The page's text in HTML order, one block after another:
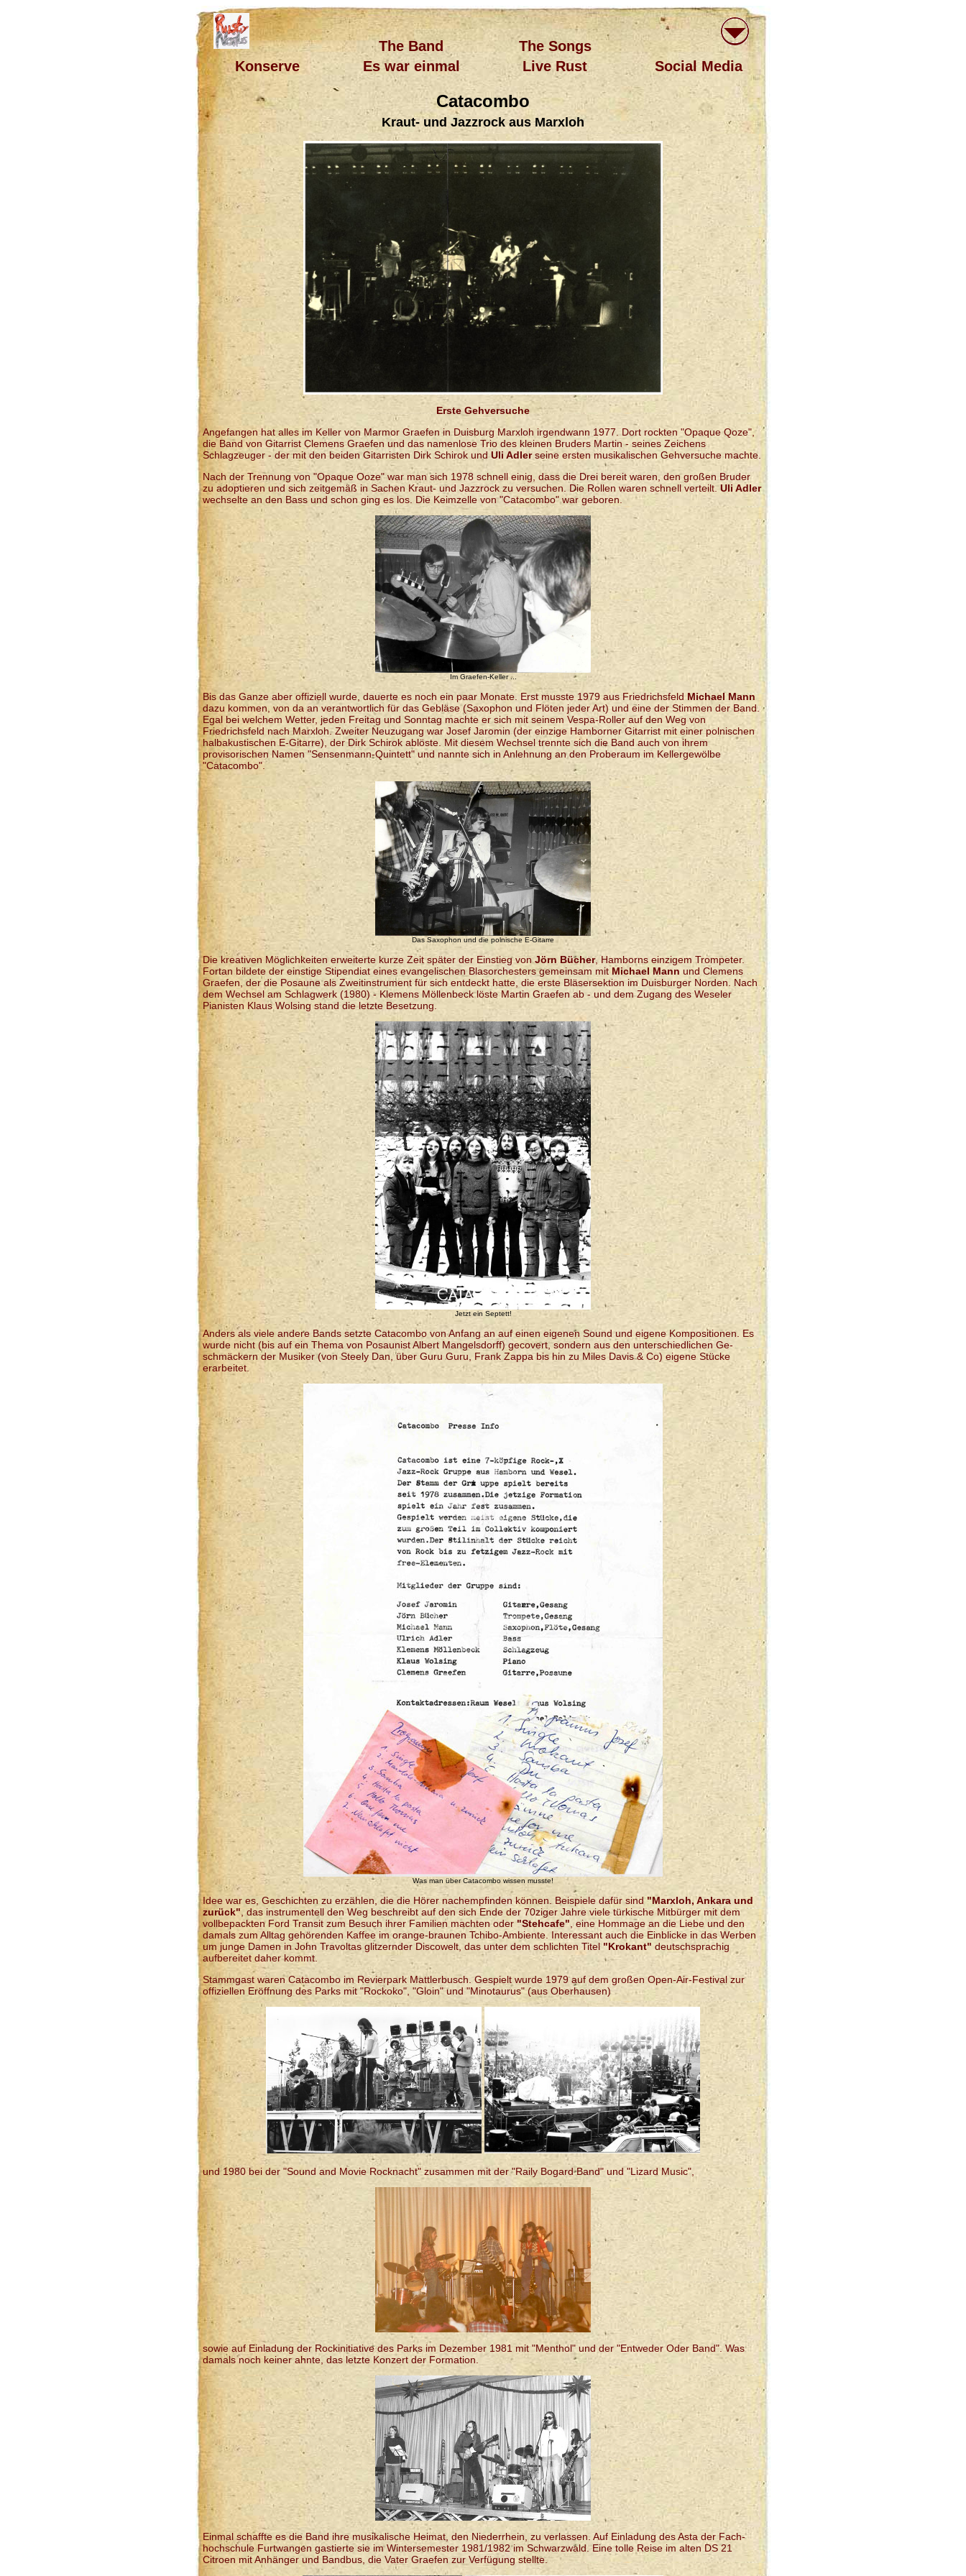
The Band
The Songs
Konserve
Es war einmal Live Rust Social Media
Catacombo
Kraut- und Jazzrock aus Marxloh
Erste Gehversuche
Angefangen hat alles im Keller von Marmor Graefen in Duisburg Marxloh irgendwann 1977. Dort rockten "Opaque Qoze",
die Band von Gitarrist Clemens Graefen und das namenlose Trio des kleinen Bruders Martin - seines Zeichens
Schlagzeuger - der mit den beiden Gitarristen Dirk Schirok und Uli Adlerseine ersten musikalischen Gehversuche machte.
Nach der Trennung von "Opaque Ooze" war man sich 1978 schnell einig, dass die Drei bereit waren, den großen Bruder
zu adoptieren und sich zeitgemäß in Sachen Kraut- und Jazzrock zu versuchen. Die Rollen waren schnell verteilt.Uli Adler
wechselte an den Bass und schon ging es los. Die Keimzelle von "Catacombo" war geboren.
Im Graefen-Keller ...
Bis das Ganze aber offiziell wurde, dauerte es noch ein paar Monate. Erst musste 1979 aus Friedrichsfeld Michael Mann
dazu kommen, von da an verantwortlich für das Gebläse (Saxophon und Flöten jeder Art) und eine der Stimmen der Band.
Egal bei welchem Wetter, jeden Freitag und Sonntag machte er sich mit seinem Vespa-Roller auf den Weg von
Friedrichsfeld nach Marxloh. Zweiter Neuzugang war Josef Jaromin (der einzige Hamborner Gitarrist mit einer polnischen
halbakustischen E-Gitarre), der Dirk Schirok ablöste. Mit diesem Wechsel trennte sich die Band auch von ihrem
provisorischen Namen "Sensenmann-Quintett" und nannte sich in Anlehnung an den Proberaum im Kellergewölbe
"Catacombo".
Das Saxophon und die polnische E-Gitarre
Die kreativen Möglichkeiten erweiterte kurze Zeit später der Einstieg vonJörn Bücher, Hamborns einzigem Trompeter.
Fortan bildete der einstige Stipendiat eines evangelischen Blasorchesters gemeinsam mitMichael Mann und Clemens
Graefen, der die Posaune als Zweitinstrument für sich entdeckt hatte, die erste Bläsersektion im Duisburger Norden. Nach
dem Wechsel am Schlagwerk (1980) - Klemens Möllenbeck löste Martin Graefen ab - und dem Zugang des Weseler
Pianisten Klaus Wolsing stand die letzte Besetzung.
Jetzt ein Septett!
Anders als viele andere Bands setzte Catacombo von Anfang an auf einen eigenen Sound und eigene Kompositionen. Es
wurde nicht (bis auf ein Thema von Posaunist Albert Mangelsdorff) gecovert, sondern aus den unterschiedlichen Ge-
schmäckern der Musiker (von Steely Dan, über Guru Guru, Frank Zappa bis hin zu Miles Davis & Co) eigene Stücke
erarbeitet.
Was man über Catacombo wissen musste!
Idee war es, Geschichten zu erzählen, die die Hörer nachempfinden können. Beispiele dafür sind "Marxloh, Ankara und
zurück", das instrumentell den Weg beschreibt auf den sich Ende der 70ziger Jahre viele türkische Mitbürger mit dem
vollbepackten Ford Transit zum Besuch ihrer Familien machten oder "Stehcafe", eine Hommage an die Liebe und den
damals zum Alltag gehörenden Kaffee im orange-braunen Tchibo-Ambiente. Interessant auch die Einblicke in das Werben
um junge Damen in John Travoltas glitzernder Discowelt, das unter dem schlichten Titel"Krokant" deutschsprachig
aufbereitet daher kommt.
Stammgast waren Catacombo im Revierpark Mattlerbusch. Gespielt wurde 1979 auf dem großen Open-Air-Festival zur
offiziellen Eröffnung des Parks mit "Rockoko", "Gloin" und "Minotaurus" (aus Oberhausen)
und 1980 bei der "Sound and Movie Rocknacht" zusammen mit der "Raily Bogard Band" und "Lizard Music",
sowie auf Einladung der Rockinitiative des Parks im Dezember 1981 mit "Menthol" und der "Entweder Oder Band". Was
damals noch keiner ahnte, das letzte Konzert der Formation.
Einmal schaffte es die Band ihre musikalische Heimat, den Niederrhein, zu verlassen. Auf Einladung des Asta der Fach-
hochschule Furtwangen gastierte sie im Wintersemester 1981/1982 im Schwarzwald. Eine tolle Reise im alten DS 21
Citroen mit Anhänger und Bandbus, die Vater Graefen zur Verfügung stellte.